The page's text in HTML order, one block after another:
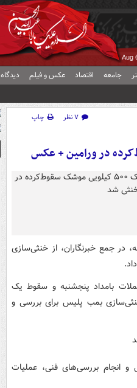
Aug
جامعه اقتصاد عکس و فیلم دیدگاه
۷ نظر
چاپ
در جمع خبرنگاران، از خنثی‌سازی
بامداد پنجشنبه و سقوط یک
بمب پلیس برای بررسی و
بررسی‌های فنی، عملیات